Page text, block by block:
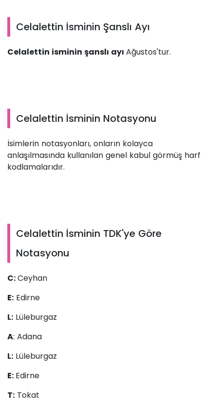
Celalettin İsminin Şanslı Ayı
Celalettin isminin şanslı ayı Ağustos'tur.
Celalettin İsminin Notasyonu
İsimlerin notasyonları, onların kolayca
anlaşılmasında kullanılan genel kabul görmüş harf
kodlamalarıdır.
Celalettin İsminin TDK'ye Göre
Notasyonu
C:Ceyhan
E: Edirne
L: Lüleburgaz
A: Adana
L: Lüleburgaz
E: Edirne
T: Tokat